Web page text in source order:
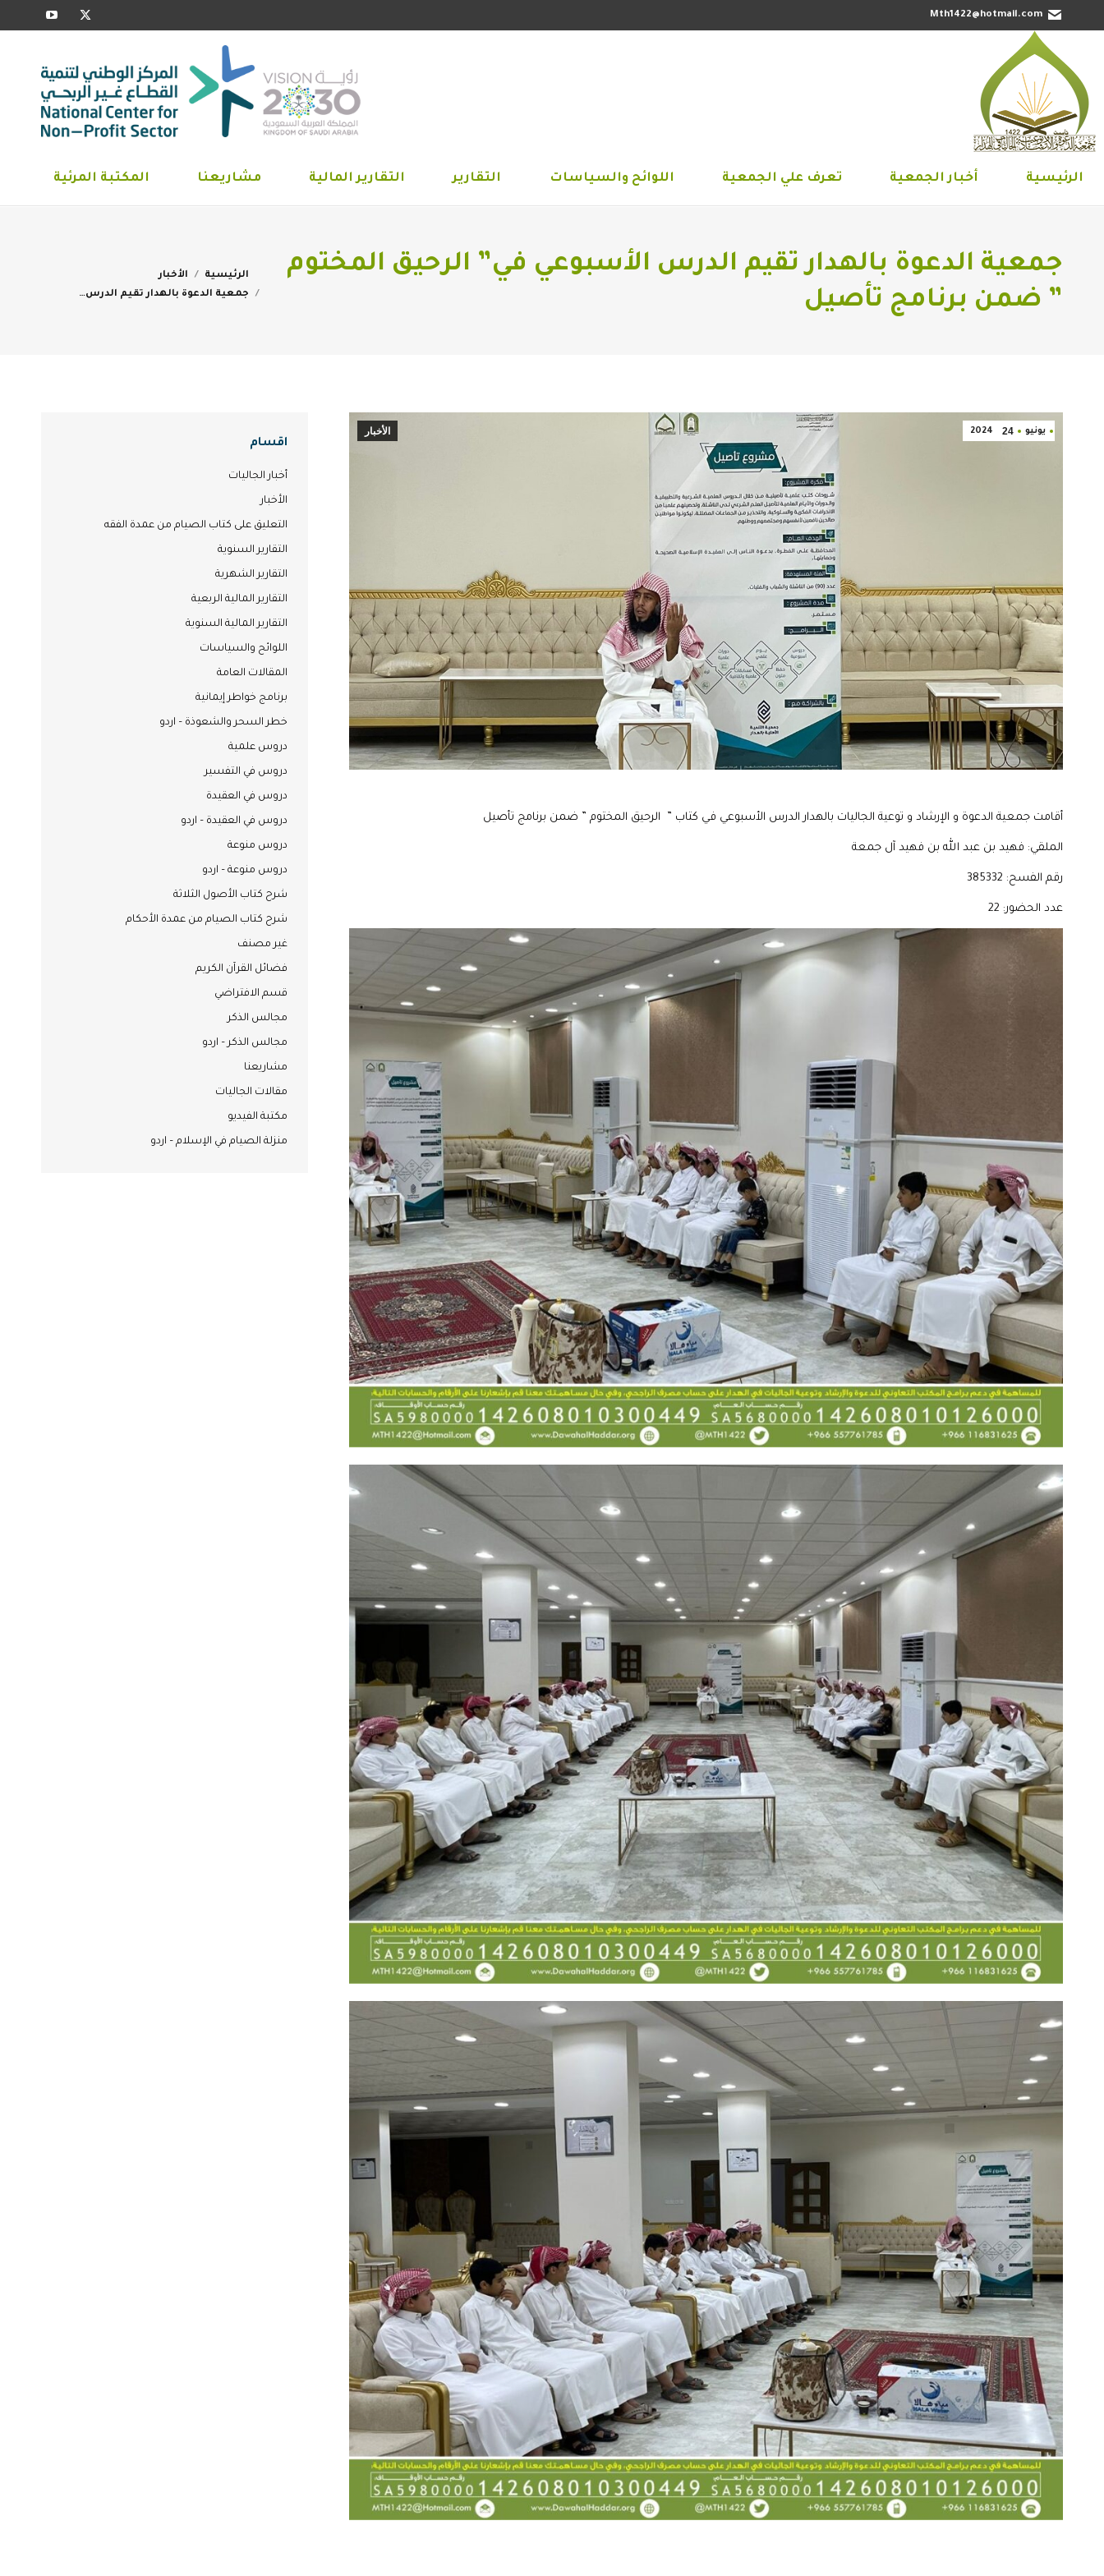
Mth1422@hotmail.com
X
opens
in
new
window
opens
in
new
window
الرئيسية أخبار الجمعية تعرف علي الجمعية اللوائح والسياسات التقارير التقارير المالية مشاريعنا المكتبة المرئية
جمعية الدعوة بالهدار تقيم الدرس الأسبوعي في” الرحيق المختوم
” ضمن برنامج تأصيل
You are here:
الرئيسية
الأخبار
جمعية الدعوة بالهدار تقيم الدرس…
يونيو 24
2024 الأخبار
أقامت جمعية الدعوة و الإرشاد و توعية الجاليات بالهدار الدرس الأسبوعي في كتاب ” الرحيق المختوم ” ضمن برنامج تأصيل
الملقي: فهيد بن عبد الله بن فهيد آل جمعة
رقم الفسح: 385332
عدد الحضور: 22
اقسام
أخبار الجاليات
الأخبار
التعليق على كتاب الصيام من عمدة الفقه
التقارير السنوية
التقارير الشهرية
التقارير المالية الربعية
التقارير المالية السنوية
اللوائح والسياسات
المقالات العامة
برنامج خواطر إيمانية
خطر السحر والشعوذة – اردو
دروس علمية
دروس في التفسير
دروس في العقيدة
دروس في العقيدة – اردو
دروس منوعة
دروس منوعة – اردو
شرح كتاب الأصول الثلاثة
شرح كتاب الصيام من عمدة الأحكام
غير مصنف
فضائل القرآن الكريم
قسم الافتراضي
مجالس الذكر
مجالس الذكر – اردو
مشاريعنا
مقالات الجاليات
مكتبة الفيديو
منزلة الصيام في الإسلام – اردو
الرئيسية أخبار الجمعية تعرف علي الجمعية اللوائح والسياسات التقارير التقارير المالية مشاريعنا المكتبة المرئية